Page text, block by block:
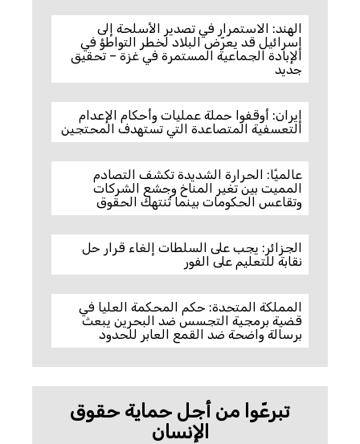
الهند: الاستمرار في تصدير الأسلحة إلى
إسرائيل قد يعرّض البلاد لخطر التواطؤ في
الإبادة الجماعية المستمرة في غزة – تحقيق
جديد
إيران: أوقفوا حملة عمليات وأحكام الإعدام
التعسفية المتصاعدة التي تستهدف المحتجين
عالميًا: الحرارة الشديدة تكشف التصادم
المميت بين تغير المناخ وجشع الشركات
وتقاعس الحكومات بينما تُنتهك الحقوق
الجزائر: يجب على السلطات إلغاء قرار حل
نقابة للتعليم على الفور
المملكة المتحدة: حكم المحكمة العليا في
قضية برمجية التجسس ضد البحرين يبعث
برسالة واضحة ضد القمع العابر للحدود
تبرعّوا من أجل حماية حقوق
الإنسان